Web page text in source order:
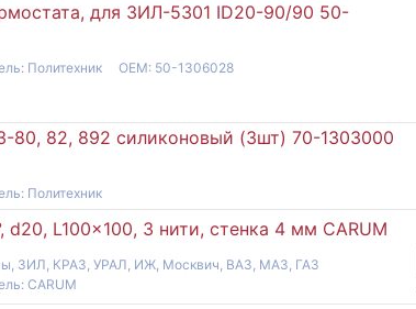
для ЗИЛ-5301 ID20-90/90 50-
Политехник OEM: 50-1306028
80, 82, 892 силиконовый (3шт) 70-1303000
Политехник
L100x100, 3 нити, стенка 4 мм CARUM
ЗИЛ, КРАЗ, УРАЛ, ИЖ, Москвич, ВАЗ, МАЗ, ГАЗ
CARUM